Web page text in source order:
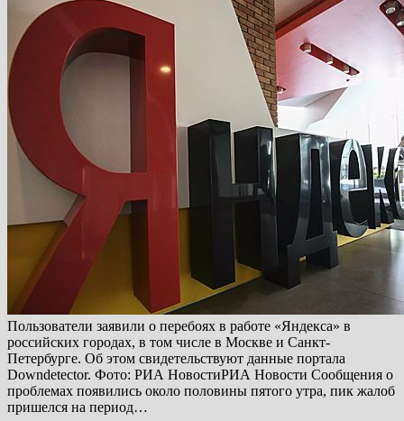
Пользователи заявили о перебоях в работе «Яндекса» в
российских городах, в том числе в Москве и Санкт-
Петербурге. Об этом свидетельствуют данные портала
Downdetector. Фото: РИА НовостиРИА Новости Сообщения о
проблемах появились около половины пятого утра, пик жалоб
пришелся на период…